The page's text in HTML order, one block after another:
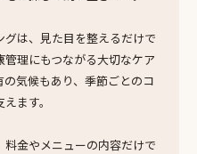
は、見た目を整えるだけで
理にもつながる大切なケア
気候もあり、季節ごとのコ
ます。
料金やメニューの内容だけで